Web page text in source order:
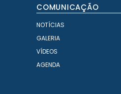
COMUNICAÇÃO
NOTÍCIAS
GALERIA
VÍDEOS
AGENDA